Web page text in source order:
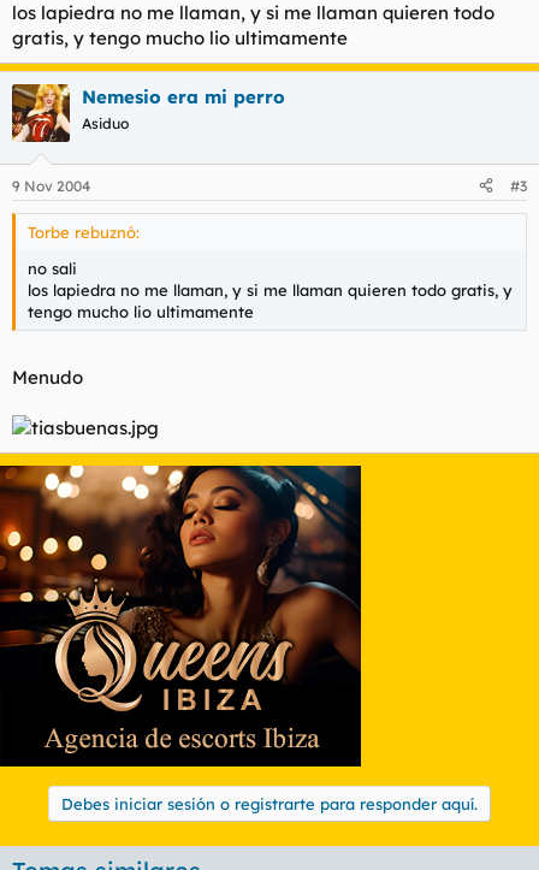
los lapiedra no me llaman, y si me llaman quieren todo
gratis, y tengo mucho lio ultimamente
Nemesio era mi perro
Asiduo
9 Nov 2004 #3
Torbe rebuznó:
no sali
los lapiedra no me llaman, y si me llaman quieren todo gratis, y
tengo mucho lio ultimamente
Menudo
Debes iniciar sesión o registrarte para responder aquí.